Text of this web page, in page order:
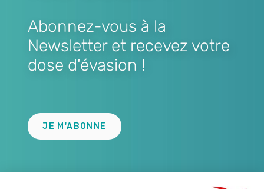
Abonnez-vous à la
Newsletter et recevez votre
dose d'évasion !
JE M'ABONNE